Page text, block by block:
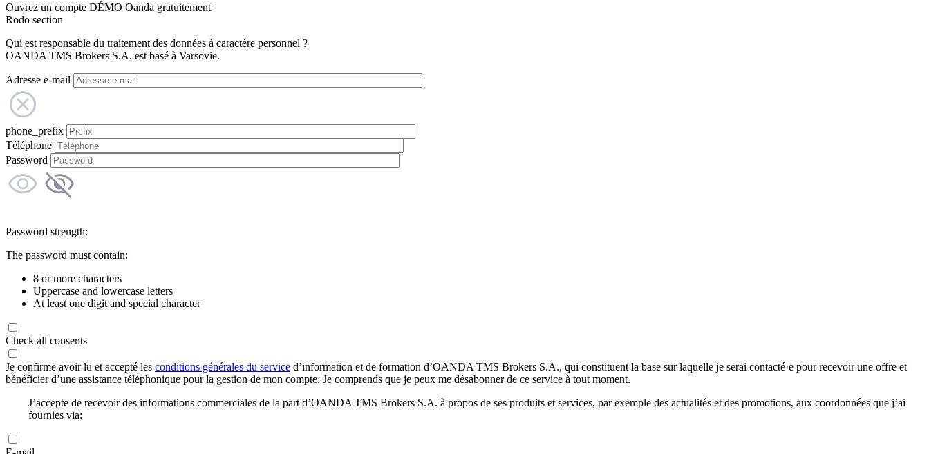
Ouvrez un compte DÉMO Oanda gratuitement
Rodo section
Qui est responsable du traitement des données à caractère personnel ?
OANDA TMS Brokers S.A. est basé à Varsovie.
Adresse e-mail
phone_prefix
Téléphone
Password
Password strength:
The password must contain:
8 or more characters
Uppercase and lowercase letters
At least one digit and special character
Check all consents
Je confirme avoir lu et accepté les conditions générales du service d’information et de formation d’OANDA TMS Brokers S.A., qui constituent la base sur laquelle je serai contacté·e pour recevoir une offre et
bénéficier d’une assistance téléphonique pour la gestion de mon compte. Je comprends que je peux me désabonner de ce service à tout moment.
J’accepte de recevoir des informations commerciales de la part d’OANDA TMS Brokers S.A. à propos de ses produits et services, par exemple des actualités et des promotions, aux coordonnées que j’ai
fournies via: